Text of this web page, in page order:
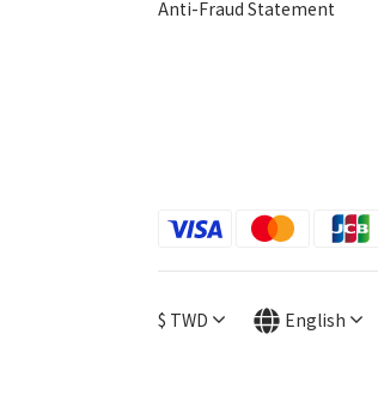
Anti-Fraud Statement
$ TWD English